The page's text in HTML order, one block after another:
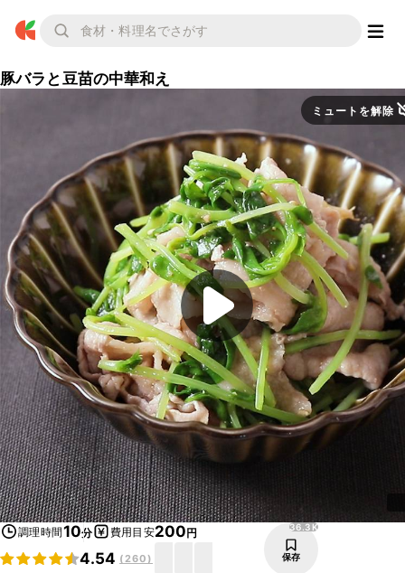
豚バラと豆苗の中華和え
ミュートを解除
調理時間10分 費用目安200円
4.54 (260)
36.3K
保存